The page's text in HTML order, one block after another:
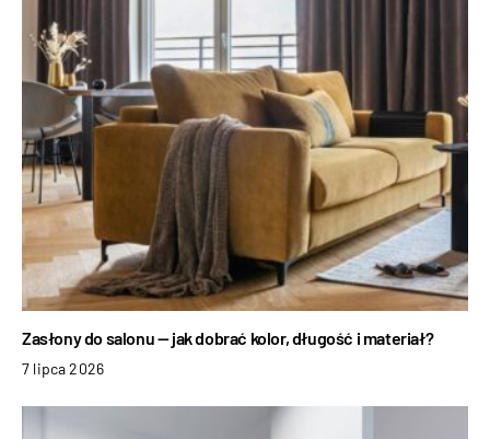
Zasłony do salonu — jak dobrać kolor, długość i materiał?
7 lipca 2026